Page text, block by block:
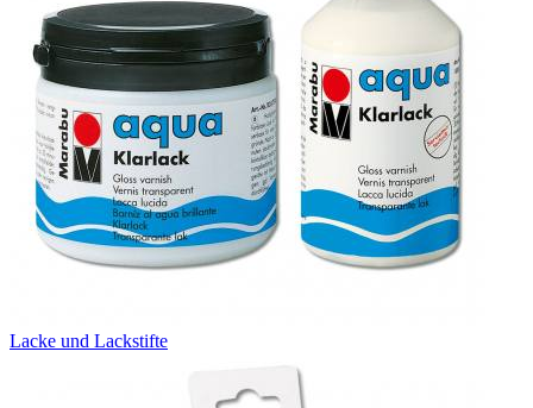
Lacke und Lackstifte